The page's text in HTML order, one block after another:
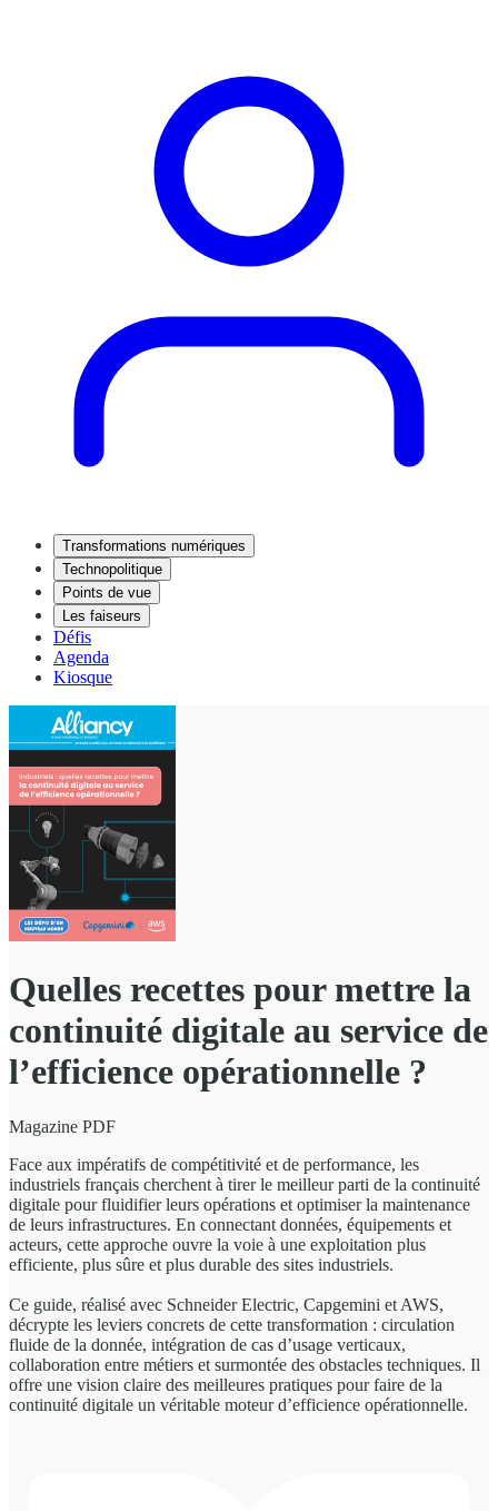
Transformations numériques
Technopolitique
Points de vue
Les faiseurs
Défis
Agenda
Kiosque
Quelles recettes pour mettre la
continuité digitale au service de
l’efficience opérationnelle ?
Magazine PDF
Face aux impératifs de compétitivité et de performance, les
industriels français cherchent à tirer le meilleur parti de la continuité
digitale pour fluidifier leurs opérations et optimiser la maintenance
de leurs infrastructures. En connectant données, équipements et
acteurs, cette approche ouvre la voie à une exploitation plus
efficiente, plus sûre et plus durable des sites industriels.
Ce guide, réalisé avec Schneider Electric, Capgemini et AWS,
décrypte les leviers concrets de cette transformation : circulation
fluide de la donnée, intégration de cas d’usage verticaux,
collaboration entre métiers et surmontée des obstacles techniques. Il
offre une vision claire des meilleures pratiques pour faire de la
continuité digitale un véritable moteur d’efficience opérationnelle.